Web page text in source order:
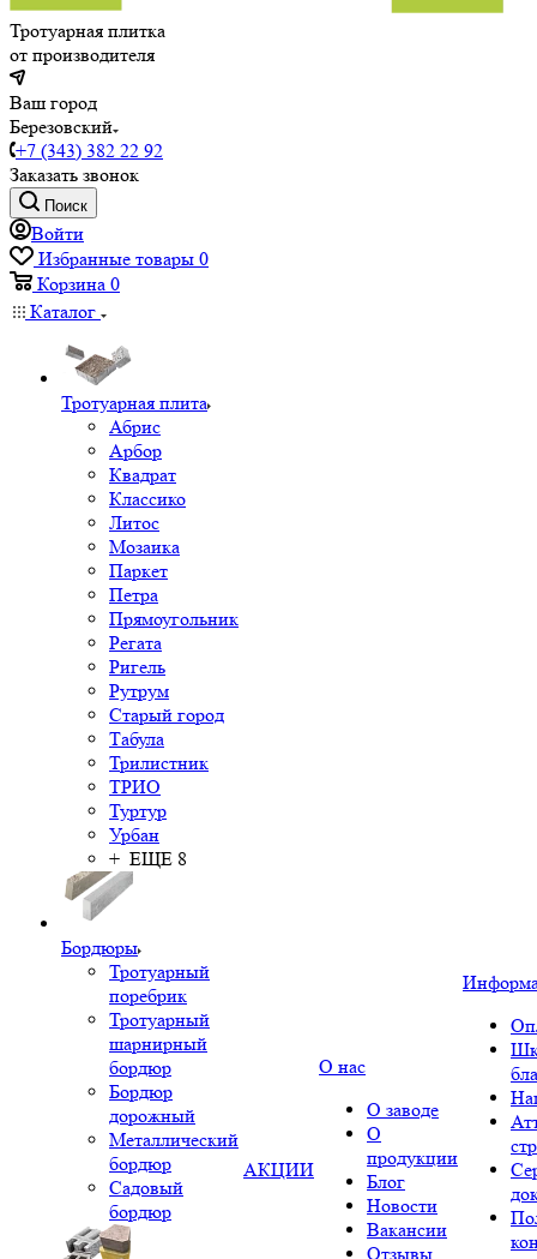
Тротуарная плитка
от производителя
Ваш город
Березовский
+7 (343) 382 22 92
Заказать звонок
Поиск
Войти
Избранные товары 0
Корзина 0
Каталог
Тротуарная плита
Абрис
Арбор
Квадрат
Классико
Литос
Мозаика
Паркет
Петра
Прямоугольник
Регата
Ригель
Рутрум
Старый город
Табула
Трилистник
ТРИО
Туртур
Урбан
+ ЕЩЕ 8
Бордюры
Тротуарный
поребрик
Тротуарный
шарнирный
бордюр
Бордюр
дорожный
Металлический
бордюр
Садовый
бордюр
АКЦИИ
О нас
О заводе
О
продукции
Блог
Новости
Вакансии
Отзывы